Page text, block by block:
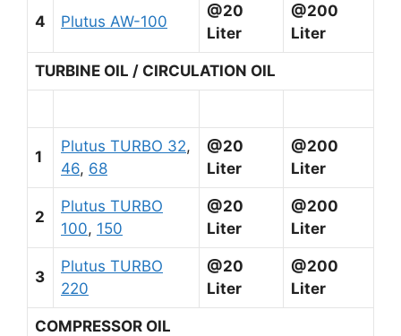
4 Plutus AW-100
@20
Liter
@200
Liter
TURBINE OIL / CIRCULATION OIL
1
Plutus TURBO 32,
46, 68
@20
Liter
@200
Liter
2
Plutus TURBO
100, 150
@20
Liter
@200
Liter
3
Plutus TURBO
220
@20
Liter
@200
Liter
COMPRESSOR OIL